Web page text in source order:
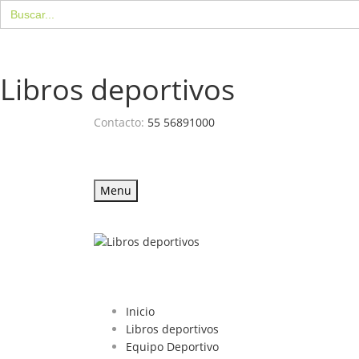
Buscar:
Libros deportivos
Contacto: 55 56891000
Menu
Inicio
Libros deportivos
Equipo Deportivo